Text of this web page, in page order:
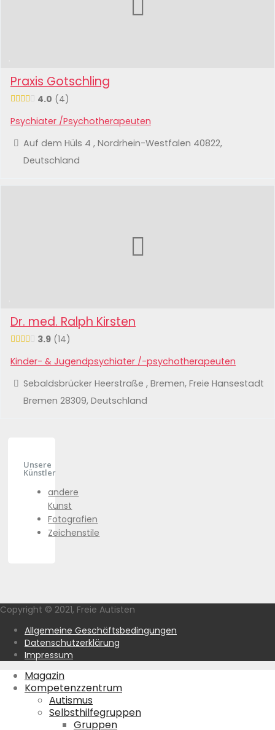
Praxis Gotschling
4.0
4
Psychiater /Psychotherapeuten
Auf dem Hüls 4 , Nordrhein-Westfalen 40822,
Deutschland
Dr. med. Ralph Kirsten
3.9 14
Kinder- & Jugendpsychiater /-psychotherapeuten
Sebaldsbrücker Heerstraße , Bremen, Freie Hansestadt
Bremen 28309, Deutschland
Unsere
Künstler
andere
Kunst
Fotografien
Zeichenstile
Copyright © 2021, Freie Autisten
Allgemeine Geschäftsbedingungen
Datenschutzerklärung
Impressum
Magazin
Kompetenzzentrum
Autismus
Selbsthilfegruppen
Gruppen